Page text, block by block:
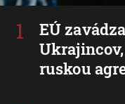
EÚ
ruskou